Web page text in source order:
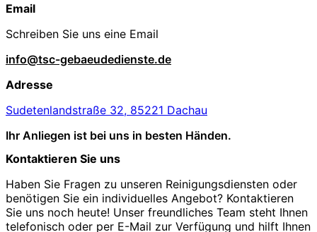
Email
Schreiben Sie uns eine Email
info@tsc-gebaeudedienste.de
Adresse
Sudetenlandstraße 32, 85221 Dachau
Ihr Anliegen ist bei uns in besten Händen.
Kontaktieren Sie uns
Haben Sie Fragen zu unseren Reinigungsdiensten oder
benötigen Sie ein individuelles Angebot? Kontaktieren
Sie uns noch heute! Unser freundliches Team steht Ihnen
telefonisch oder per E-Mail zur Verfügung und hilft Ihnen